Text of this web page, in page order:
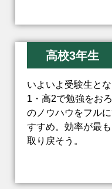
高校3年生
いよいよ受験生と
1・高2で勉強をお
のノウハウをフル
すすめ。効率が最
取り戻そう。